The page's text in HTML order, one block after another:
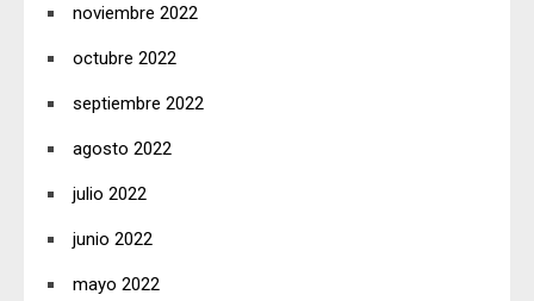
noviembre 2022
octubre 2022
septiembre 2022
agosto 2022
julio 2022
junio 2022
mayo 2022